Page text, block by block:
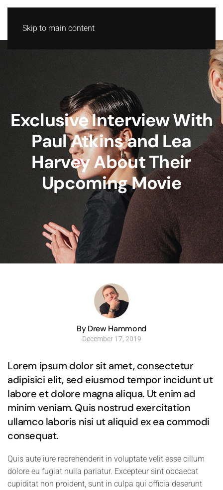
Skip to main content
Exclusive Interview With
Paul Atkins and Lea
Harvey About Their
Upcoming Movie
By Drew Hammond
December 17, 2019
Lorem ipsum dolor sit amet, consectetur
adipisici elit, sed eiusmod tempor incidunt ut
labore et dolore magna aliqua. Ut enim ad
minim veniam. Quis nostrud exercitation
ullamco laboris nisi ut aliquid ex ea commodi
consequat.
Quis aute iure reprehenderit in voluptate velit esse cillum
dolore eu fugiat nulla pariatur. Excepteur sint obcaecat
cupiditat non proident, sunt in culpa qui officia deserunt